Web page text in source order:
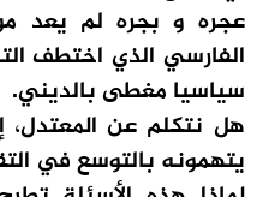
عجره و بجره لم يعد
الفارسي الذي اختطف
سياسيا مغطى بالديني.
هل نتكلم عن المعتدل،
يتهمونه بالتوسع في